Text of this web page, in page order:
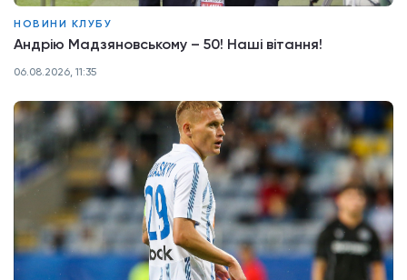
НОВИНИ КЛУБУ
Андрію Мадзяновському – 50! Наші вітання!
06.08.2026, 11:35